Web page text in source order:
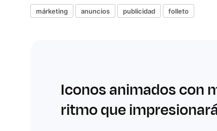
márketing anuncios publicidad folleto
Iconos animados con
ritmo que